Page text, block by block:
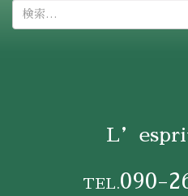
索:
TEL.090-